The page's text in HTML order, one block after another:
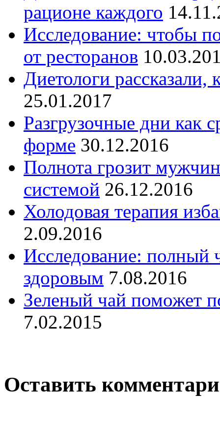
рационе каждого
Исследование: чтобы
от ресторанов
Диетологи рассказали,
25.01.2017
Разгрузочные дни как
форме 30.12.2016
Полнота грозит
системой 26.12.2016
Холодовая терапия
2.09.2016
Исследование: полный
здоровым 7.08.2016
Зеленый чай поможет
7.02.2015
Оставить